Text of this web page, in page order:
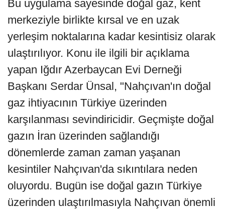
Bu uygulama sayesinde doğal gaz, kent
merkeziyle birlikte kırsal ve en uzak
yerleşim noktalarına kadar kesintisiz olarak
ulaştırılıyor. Konu ile ilgili bir açıklama
yapan Iğdır Azerbaycan Evi Derneği
Başkanı Serdar Ünsal, "Nahçıvan'ın doğal
gaz ihtiyacının Türkiye üzerinden
karşılanması sevindiricidir. Geçmişte doğal
gazın İran üzerinden sağlandığı
dönemlerde zaman zaman yaşanan
kesintiler Nahçıvan'da sıkıntılara neden
oluyordu. Bugün ise doğal gazın Türkiye
üzerinden ulaştırılmasıyla Nahçıvan önemli